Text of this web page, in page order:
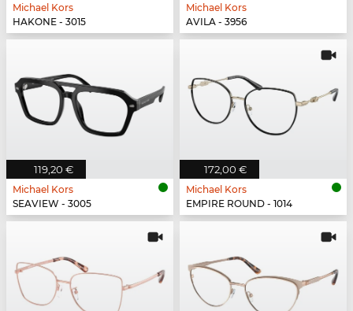
Michael Kors
HAKONE - 3015
Michael Kors
AVILA - 3956
119,20 €
Michael Kors
SEAVIEW - 3005
172,00 €
Michael Kors
EMPIRE ROUND - 1014